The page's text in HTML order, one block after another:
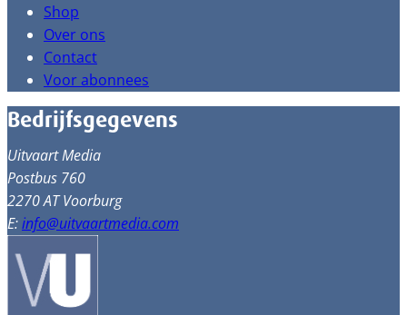
Shop
Over ons
Contact
Voor abonnees
Bedrijfsgegevens
Uitvaart Media
Postbus 760
2270 AT Voorburg
E:info@uitvaartmedia.com